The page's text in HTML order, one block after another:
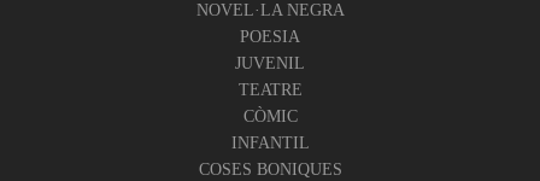
NOVEL·LA NEGRA
POESIA
JUVENIL
TEATRE
CÒMIC
INFANTIL
COSES BONIQUES